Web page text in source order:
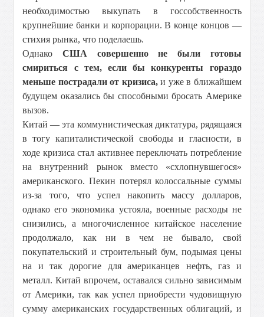
необходимостью выкупать в госсобственность
крупнейшие банки и корпорации. В конце концов —
стихия рынка, что поделаешь.
ОднакоСША совершенно не были готовы
смириться с тем, если бы конкуренты гораздо
меньше пострадали от кризиса,и уже в ближайшем
будущем оказались бы способными бросать Америке
вызов.
Китай — эта коммунистическая диктатура, рядящаяся
в тогу капиталистической свободы и гласности, в
ходе кризиса стал активнее переключать потребление
на внутренний рынок вместо «схлопнувшегося»
американского. Пекин потерял колоссальные суммы
из-за того, что успел накопить массу долларов,
однако его экономика устояла, военные расходы не
снизились, а многочисленное китайское население
продолжало, как ни в чем не бывало, свой
покупательский и строительный бум, подымая цены
на и так дорогие для американцев нефть, газ и
металл. Китай впрочем, оставался сильно зависимым
от Америки, так как успел приобрести чудовищную
сумму американских государственных облигаций, и